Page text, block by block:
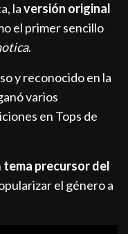
laversión original
el primer sencillo
.
y reconocido en la
varios
en Tops de
tema precursor del
el género a